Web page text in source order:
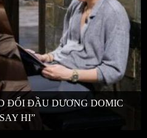
ĐỐI ĐẦU DƯƠNG DOMIC
HI”